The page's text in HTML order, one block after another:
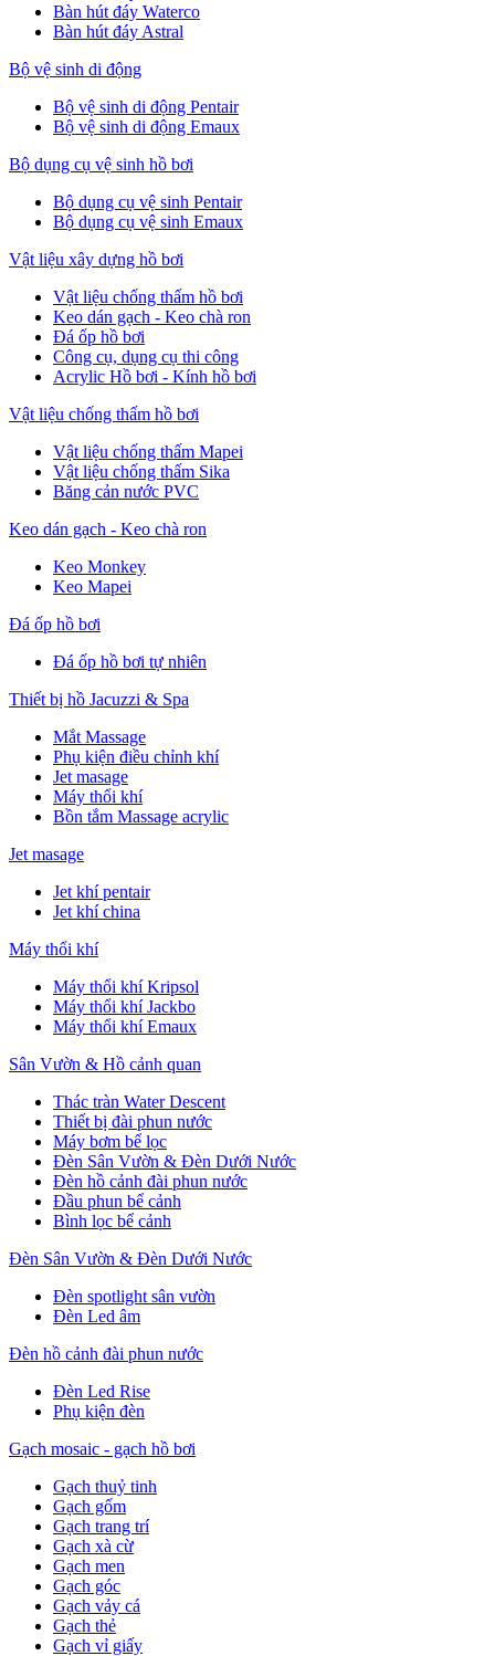
Bàn hút đáy Waterco
Bàn hút đáy Astral
Bộ vệ sinh di động
Bộ vệ sinh di động Pentair
Bộ vệ sinh di động Emaux
Bộ dụng cụ vệ sinh hồ bơi
Bộ dụng cụ vệ sinh Pentair
Bộ dụng cụ vệ sinh Emaux
Vật liệu xây dựng hồ bơi
Vật liệu chống thấm hồ bơi
Keo dán gạch - Keo chà ron
Đá ốp hồ bơi
Công cụ, dụng cụ thi công
Acrylic Hồ bơi - Kính hồ bơi
Vật liệu chống thấm hồ bơi
Vật liệu chống thấm Mapei
Vật liệu chống thấm Sika
Băng cản nước PVC
Keo dán gạch - Keo chà ron
Keo Monkey
Keo Mapei
Đá ốp hồ bơi
Đá ốp hồ bơi tự nhiên
Thiết bị hồ Jacuzzi & Spa
Mắt Massage
Phụ kiện điều chỉnh khí
Jet masage
Máy thổi khí
Bồn tắm Massage acrylic
Jet masage
Jet khí pentair
Jet khí china
Máy thổi khí
Máy thổi khí Kripsol
Máy thổi khí Jackbo
Máy thổi khí Emaux
Sân Vườn & Hồ cảnh quan
Thác tràn Water Descent
Thiết bị đài phun nước
Máy bơm bể lọc
Đèn Sân Vườn & Đèn Dưới Nước
Đèn hồ cảnh đài phun nước
Đầu phun bể cảnh
Bình lọc bể cảnh
Đèn Sân Vườn & Đèn Dưới Nước
Đèn spotlight sân vườn
Đèn Led âm
Đèn hồ cảnh đài phun nước
Đèn Led Rise
Phụ kiện đèn
Gạch mosaic - gạch hồ bơi
Gạch thuỷ tinh
Gạch gốm
Gạch trang trí
Gạch xà cừ
Gạch men
Gạch góc
Gạch vảy cá
Gạch thẻ
Gạch vỉ giấy